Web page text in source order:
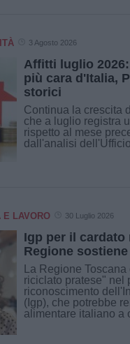
3 Agosto 2026
Affitti luglio
più cara d'Italia,
storici
Continua la crescita
che a luglio registra
rispetto al mese
dall'analisi
E LAVORO 30 Luglio 2026
Igp per il
Regione
La Regione
riciclato pratese" nel
riconoscimento
(Igp), che potrebbe
alimentare italiano a